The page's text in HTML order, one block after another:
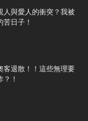
人與愛人的衝突？我被
苦日子！
客退散！！這些無理要
！